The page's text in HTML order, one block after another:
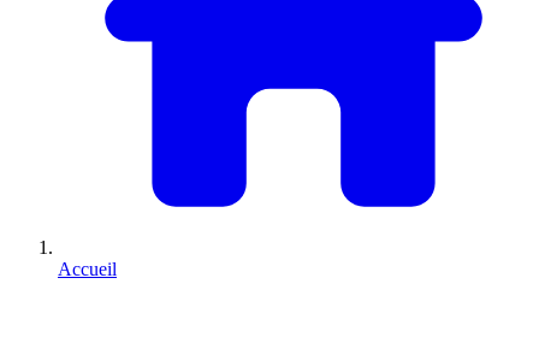
Accueil